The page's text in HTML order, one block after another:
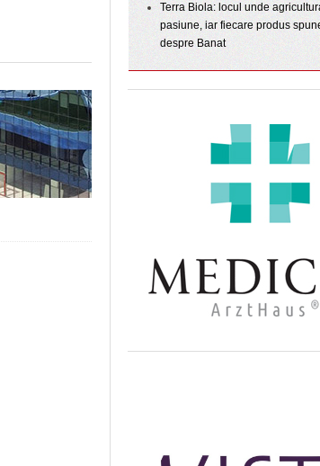
Terra Biola: locul unde
pasiune, iar fiecare produs
despre Banat